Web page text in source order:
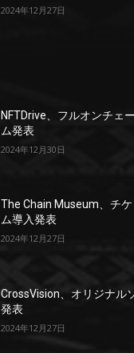
2024年12月27日
NFTDrive、フルオンチェ
ム発表
2024年12月30日
The Chain Museum、チ
ム導入発表
2024年12月27日
CrossVision、オリジナル
発表
2024年12月27日